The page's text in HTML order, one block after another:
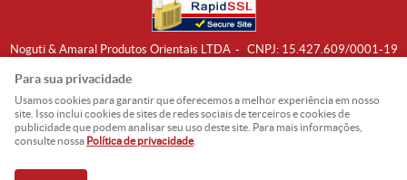
Noguti & Amaral Produtos Orientais LTDA CNPJ: 15.427.609/0001-19
Para sua privacidade
Usamos cookies para garantir que oferecemos a melhor experiência em nosso
site. Isso inclui cookies de sites de redes sociais de terceiros e cookies de
publicidade que podem analisar seu uso deste site. Para mais informações,
consulte nossa Política de privacidade.